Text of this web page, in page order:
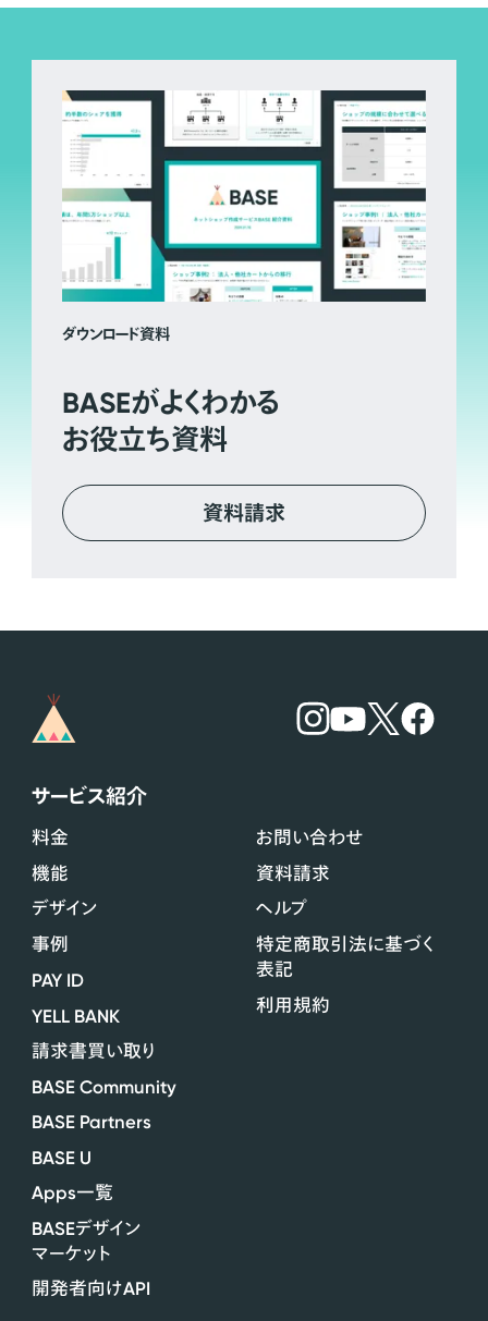
ダウンロード資料
BASEがよくわかる
お役立ち資料
資料請求
サービス紹介
料金
機能
デザイン
事例
PAY ID
YELL BANK
請求書買い取り
BASE Community
BASE Partners
BASE U
Apps一覧
BASEデザイン
マーケット
開発者向けAPI
お問い合わせ
資料請求
ヘルプ
特定商取引法に基づく
表記
利用規約